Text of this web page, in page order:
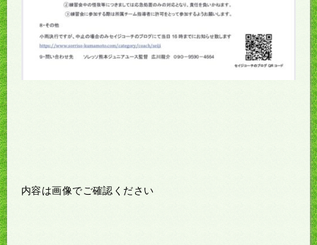
内容は画像でご確認ください